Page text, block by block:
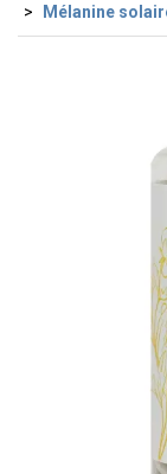
Mélanine